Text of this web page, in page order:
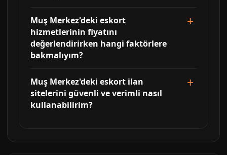
Muş Merkez'deki eskort
hizmetlerinin fiyatını
değerlendirirken hangi faktörlere
bakmalıyım?
Muş Merkez'deki eskort ilan
sitelerini güvenli ve verimli nasıl
kullanabilirim?